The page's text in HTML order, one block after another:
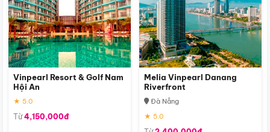
Vinpearl Resort & Golf Nam
Hội An
★ 5.0
Từ4,150,000đ
Melia Vinpearl Danang
Riverfront
Đà Nẵng
★ 5.0